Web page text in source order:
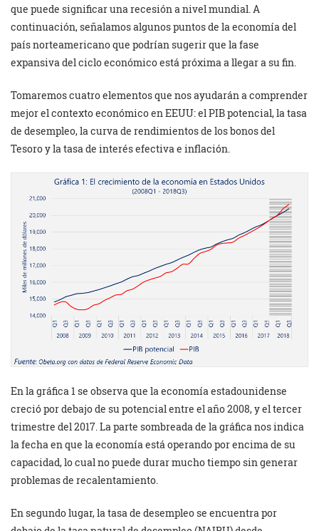
que puede significar una recesión a nivel mundial. A
continuación, señalamos algunos puntos de la economía del
país norteamericano que podrían sugerir que la fase
expansiva del ciclo económico está próxima a llegar a su fin.
Tomaremos cuatro elementos que nos ayudarán a comprender
mejor el contexto económico en EEUU: el PIB potencial, la tasa
de desempleo, la curva de rendimientos de los bonos del
Tesoro y la tasa de interés efectiva e inflación.
En la gráfica 1 se observa que la economía estadounidense
creció por debajo de su potencial entre el año 2008, y el tercer
trimestre del 2017. La parte sombreada de la gráfica nos indica
la fecha en que la economía está operando por encima de su
capacidad, lo cual no puede durar mucho tiempo sin generar
problemas de recalentamiento.
En segundo lugar, la tasa de desempleo se encuentra por